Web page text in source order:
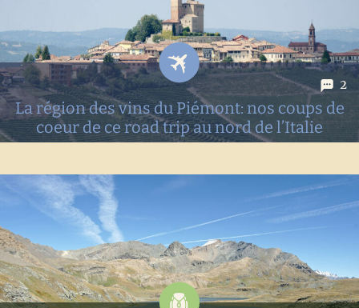
2
La région des vins du Piémont: nos coups de
coeur de ce road trip au nord de l’Italie
Nos coups de coeur dans le sud du Piémont! Après une
semaine passée à arpenter les vignes et villages du
Monferrato et des Langhe on vous propose nos idées pour
préparer votre roadtrip